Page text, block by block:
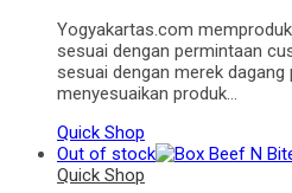
Yogyakartas.com
sesuai dengan permintaan
sesuai dengan merek dagang
menyesuaikan produk…
Quick Shop
Out of stock
Quick Shop